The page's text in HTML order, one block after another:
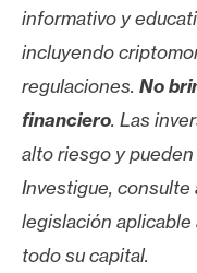
informativo y
incluyendo
regulaciones. No
financiero. Las
alto riesgo y
Investigue, consulte
legislación
todo su capital.